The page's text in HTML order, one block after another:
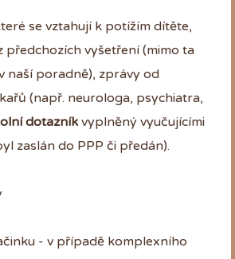
se vztahují k potížím dítěte,
předchozích vyšetření (mimo ta
naší poradně), zprávy od
(např. neurologa, psychiatra,
dotazníkvyplněný vyučujícími
zaslán do PPP či předán).
- v případě komplexního